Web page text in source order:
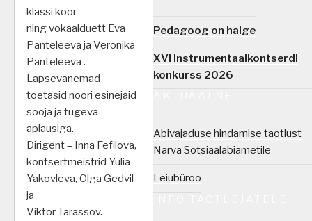
klassi koor
ning vokaalduett Eva
Panteleeva ja Veronika
Panteleeva .
Lapsevanemad
toetasid noori esinejaid
sooja ja tugeva
aplausiga.
Dirigent – Inna Fefilova,
kontsertmeistrid Yulia
Yakovleva, Olga Gedvil
ja
Viktor Tarassov.
Pedagoog on haige
XVI Instrumentaalkontserdi
konkurss 2026
Abivajaduse hindamise taotlust
Narva Sotsiaalabiametile
Leiubüroo